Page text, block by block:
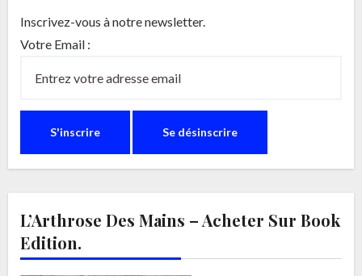
Inscrivez-vous à notre newsletter.
Votre Email :
L’Arthrose Des Mains – Acheter Sur Book
Edition.